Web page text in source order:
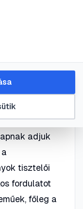
életét is
az
adjuk
tisztelői
fordulatot
főleg a